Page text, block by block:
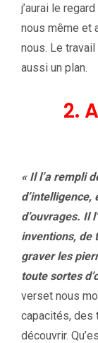
j’aurai le
nous même et
nous. Le
aussi un plan.
2.
« Il l’a rempli
d’intelligence,
d’ouvrages. Il
inventions, de
graver les
toute sortes
verset nous
capacités, des
découvrir.